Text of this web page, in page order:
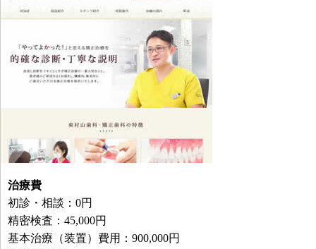
治療費
初診・相談：0円
精密検査：45,000円
基本治療（装置）費用：900,000円